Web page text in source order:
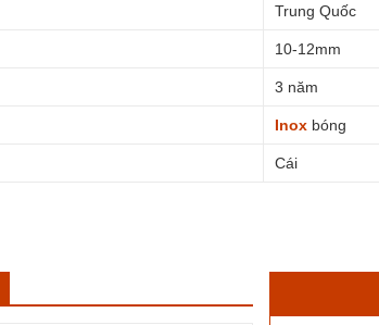
Trung Quốc
10-12mm
3 năm
Inoxbóng
Cái